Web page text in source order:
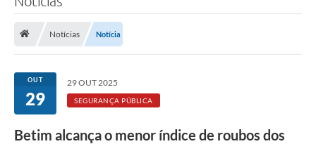
Notícias Notícia
OUT
29
29 OUT 2025
SEGURANÇA PÚBLICA
Betim alcança o menor índice de roubos dos